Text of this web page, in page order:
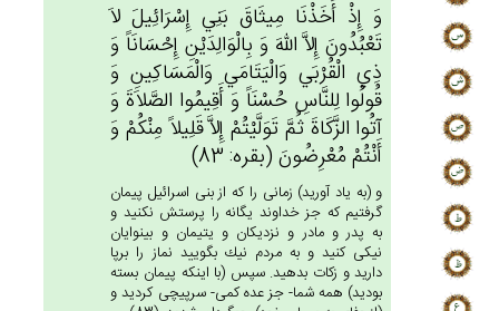
وَ إِذْ أَخَذْنَا مِيثَاق‌َ بَنِي‌ إِسْرَائِيل‌َ لاَ
تَعْبُدُون‌َ إِلاَّ الله‌َ وَ بِالْوَالِدَيْن‌ِ إِحْسَانَاً وَ
ذِي‌ الْقُرْبَي‌ وَالْيَتَامَي‌ وَالْمَسَاكِين‌ِ وَ
قُولُوا لِلنَّاس‌ِ حُسْنَاً وَ أَقِيمُوا الصَّلاَة‌َ وَ
آتُوا الزَّكَاة‌َ ثُم‌َّ تَوَلَّيْتُم‌ْ إِلاَّ قَلِيلاً مِنْكُم‌ْ وَ
أَنْتُم‌ْ مُعْرِضُون‌َ (بقره: 83)
و (به ياد آوريد) زمانى را كه از بنى اسرائيل پيمان
گرفتيم كه جز خداوند يگانه را پرستش نكنيد و
به پدر و مادر و نزديكان و يتيمان و بينوايان
نيكى كنيد و به مردم نيك بگوييد نماز را برپا
داريد و زكات بدهيد. سپس (با اينكه پيمان بسته
بوديد) همه شما- جز عده كمى- سرپيچى كرديد و